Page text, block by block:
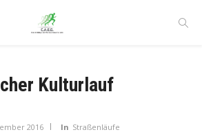
Kulturlauf
2016 In Straßenläufe